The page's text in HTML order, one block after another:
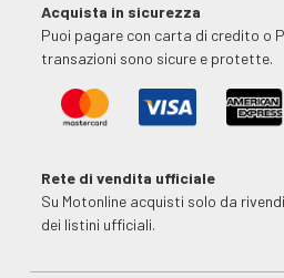
Acquista in sicurezza
Puoi pagare con carta di credito o
transazioni sono sicure e protette.
Rete di vendita ufficiale
Su Motonline acquisti solo da
dei listini ufficiali.